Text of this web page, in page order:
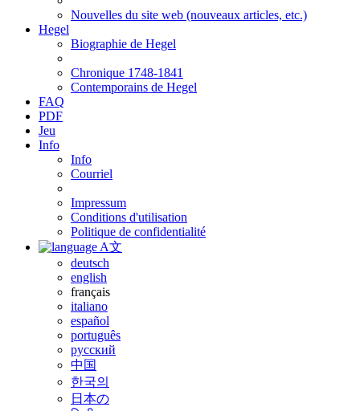
Nouvelles du site web (nouveaux articles, etc.)
Hegel
Biographie de Hegel
Chronique 1748-1841
Contemporains de Hegel
FAQ
PDF
Jeu
Info
Info
Courriel
Impressum
Conditions d'utilisation
Politique de confidentialité
A文
deutsch
english
français
italiano
español
português
русский
中国
한국의
日本の